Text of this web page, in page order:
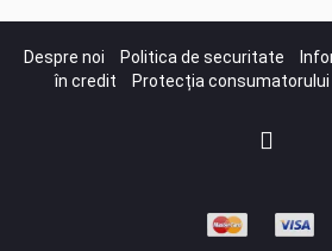
Despre noi Politica de securitate
în credit
Protecția consumatorului